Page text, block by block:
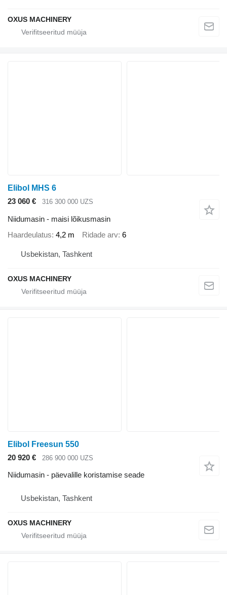
OXUS MACHINERY
Elibol MHS 6
23 060 €
316 300 000 UZS
Niidumasin - maisi lõikusmasin
Haardeulatus 4,2 m Ridade arv 6
Usbekistan, Tashkent
OXUS MACHINERY
Elibol Freesun 550
20 920 €
286 900 000 UZS
Niidumasin - päevalille koristamise seade
Usbekistan, Tashkent
OXUS MACHINERY